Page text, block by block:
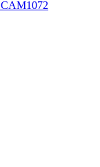
CAM1072